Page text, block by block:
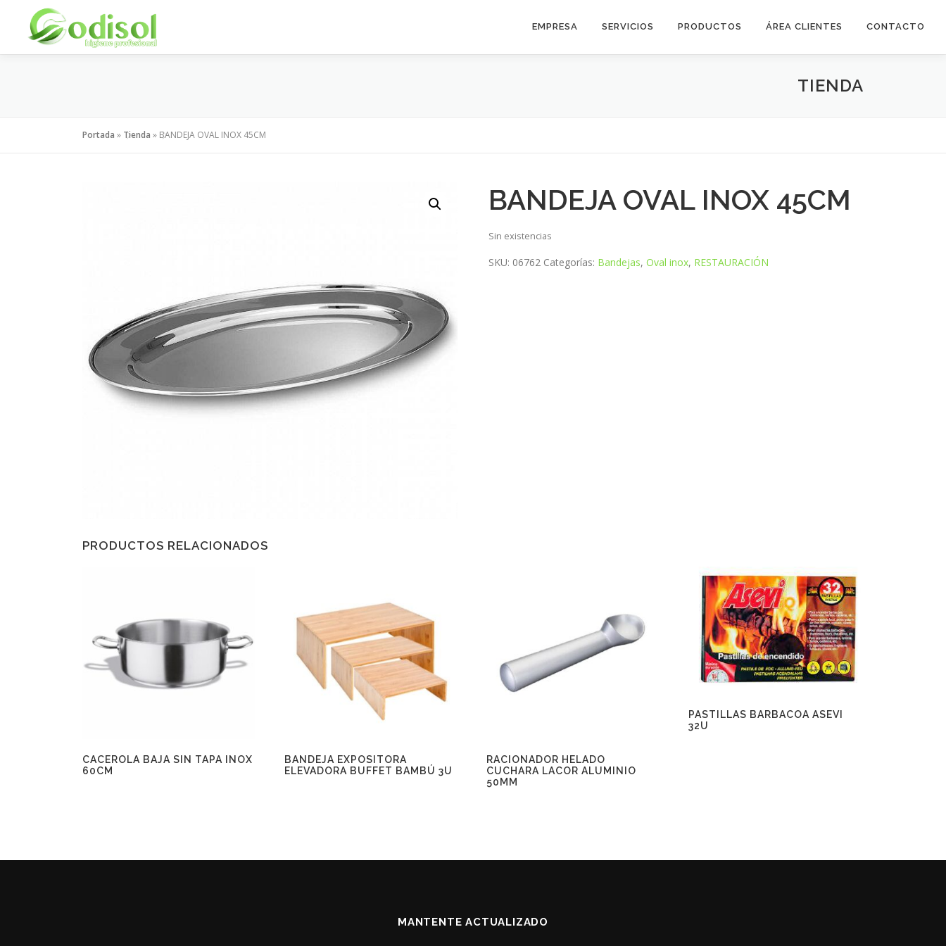
contenido
EMPRESA SERVICIOS PRODUCTOS ÁREA CLIENTES CONTACTO
TIENDA
Portada » Tienda » BANDEJA OVAL INOX 45CM
BANDEJA OVAL INOX 45CM
Sin existencias
SKU: 06762 Categorías: Bandejas,Oval inox, RESTAURACIÓN
PRODUCTOS RELACIONADOS
CACEROLA BAJA SIN TAPA INOX
60CM
BANDEJA EXPOSITORA
ELEVADORA BUFFET BAMBÚ 3U
RACIONADOR HELADO
CUCHARA LACOR ALUMINIO
50MM
PASTILLAS BARBACOA ASEVI
32U
MANTENTE ACTUALIZADO